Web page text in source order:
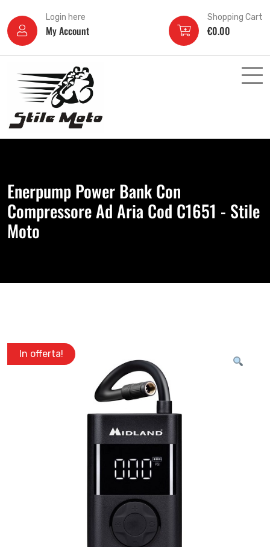
Login here
My Account
Shopping Cart
€0.00
Enerpump Power Bank Con
Compressore Ad Aria Cod C1651 - Stile
Moto
In offerta!